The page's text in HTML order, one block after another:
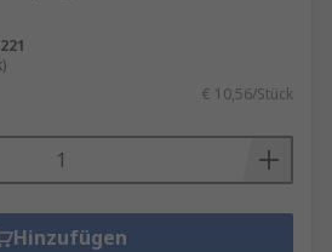
€ 10,56/Stück
Hinzufügen